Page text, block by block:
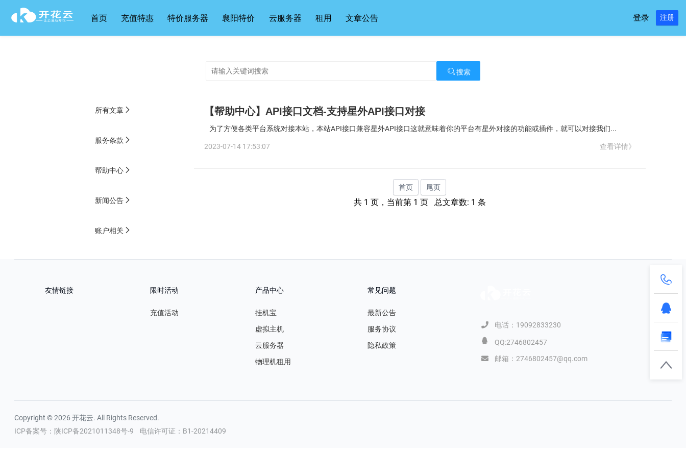
首页 充值特惠 特价服务器 襄阳特价 云服务器 租用 文章公告 登录 注册
搜索
所有文章
服务条款
帮助中心
新闻公告
账户相关
【帮助中心】API接口文档-支持星外API接口对接
为了方便各类平台系统对接本站，本站API接口兼容星外API接口这就意味着你的平台有星外对接的功能或插件，就可以对接我们...
2023-07-14 17:53:07 查看详情》
首页 尾页
共 1 页，当前第 1 页 总文章数: 1 条
友情链接 限时活动
充值活动
产品中心
挂机宝
虚拟主机
云服务器
物理机租用
常见问题
最新公告
服务协议
隐私政策
电话：19092833230
QQ:2746802457
邮箱：2746802457@qq.com
Copyright © 2026 开花云. All Rights Reserved.
ICP备案号：陕ICP备2021011348号-9
电信许可证：B1-20214409